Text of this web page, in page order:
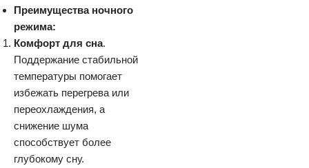
Преимущества ночного
режима:
Комфорт для сна.
Поддержание стабильной
температуры помогает
избежать перегрева или
переохлаждения, а
снижение шума
способствует более
глубокому сну.